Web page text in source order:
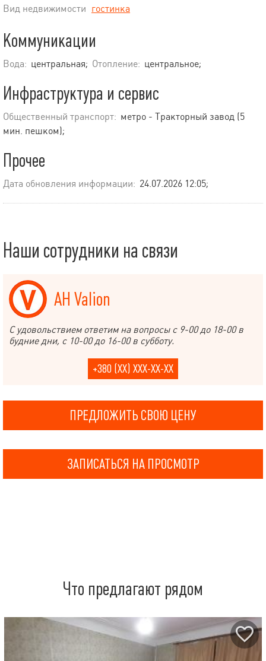
Вид недвижимости гостинка
Коммуникации
Вода: центральная; Отопление: центральное;
Инфраструктура и сервис
Общественный транспорт: метро - Тракторный завод (5
мин. пешком);
Прочее
Дата обновления информации: 24.07.2026 12:05;
Наши сотрудники на связи
АН Valion
С удовольствием ответим на вопросы с 9-00 до 18-00 в
будние дни, с 10-00 до 16-00 в субботу.
+380 (XX) XXX-XX-XX
ПРЕДЛОЖИТЬ СВОЮ ЦЕНУ
ЗАПИСАТЬСЯ НА ПРОСМОТР
Что предлагают рядом